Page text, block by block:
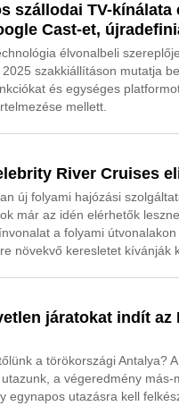
szállodai TV-
Cast-et,
élvonalbeli
szakkiállításon mutatja
és egységes
mellett.
River Cruises
új folyami hajózási
már az idén elérhetők
a folyami
növekvő keresletet kívánják
járatokat indít
a törökországi Antalya?
a végeredmény
egynapos utazásra kell